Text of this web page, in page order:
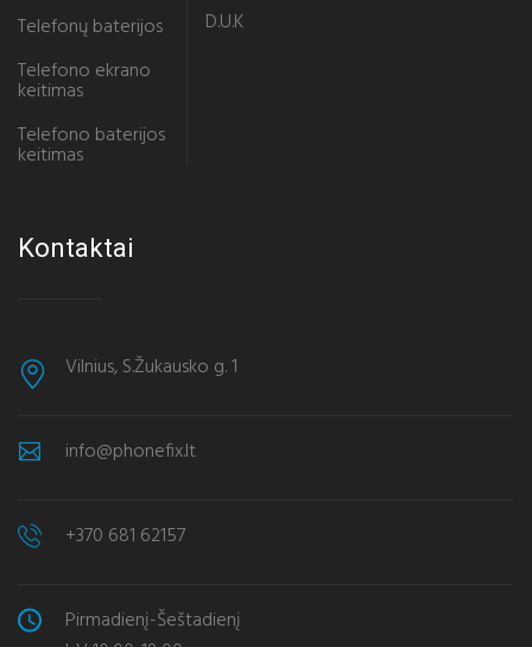
Telefonų baterijos
Telefono ekrano
keitimas
Telefono baterijos
keitimas
D.U.K
Kontaktai
Vilnius, S.Žukausko g. 1
info@phonefix.lt
+370 681 62157
Pirmadienį-Šeštadienį